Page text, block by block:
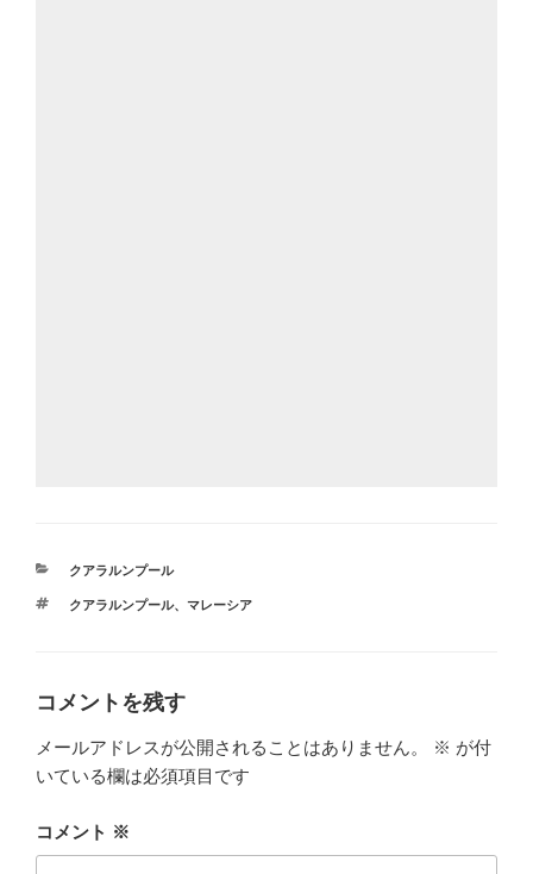
カ
ゴ
クアラルンプール
タ
クアラルンプール、 マレーシア
コメントを残す
メールアドレスが公開されることはありません。 ※ が付
いている欄は必須項目です
コメント ※